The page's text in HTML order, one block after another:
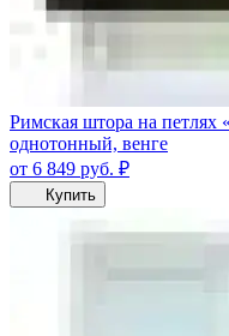
Римская штора на петлях
однотонный, венге
от 6 849 руб. ₽
Купить